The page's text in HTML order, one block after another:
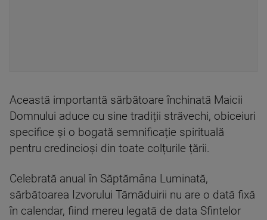
Această importantă sărbătoare închinată Maicii
Domnului aduce cu sine tradiții străvechi, obiceiuri
specifice și o bogată semnificație spirituală
pentru credincioși din toate colțurile țării.
Celebrată anual în Săptămâna Luminată,
sărbătoarea Izvorului Tămăduirii nu are o dată fixă
în calendar, fiind mereu legată de data Sfintelor